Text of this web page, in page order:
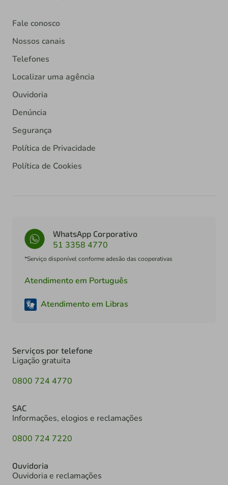
Fale conosco
Nossos canais
Telefones
Localizar uma agência
Ouvidoria
Denúncia
Segurança
Política de Privacidade
Política de Cookies
WhatsApp Corporativo
51 3358 4770
*Serviço disponível conforme adesão das cooperativas
Atendimento em Português
Atendimento em Libras
Serviços por telefone
Ligação gratuita
0800 724 4770
SAC
Informações, elogios e reclamações
0800 724 7220
Ouvidoria
Ouvidoria e reclamações